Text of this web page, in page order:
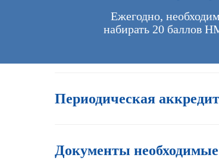
Ежегодно,
набирать 20 баллов
Периодическая
Документы